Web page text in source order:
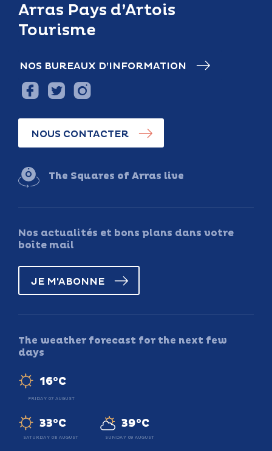
Arras Pays d’Artois
Tourisme
NOS BUREAUX D’INFORMATION
NOUS CONTACTER
The Squares of Arras live
Nos actualités et bons plans dans votre
boîte mail
JE M'ABONNE
The weather forecast for the next few
days
16°C
FRIDAY 07 AUGUST
33°C
SATURDAY 08 AUGUST
39°C
SUNDAY 09 AUGUST